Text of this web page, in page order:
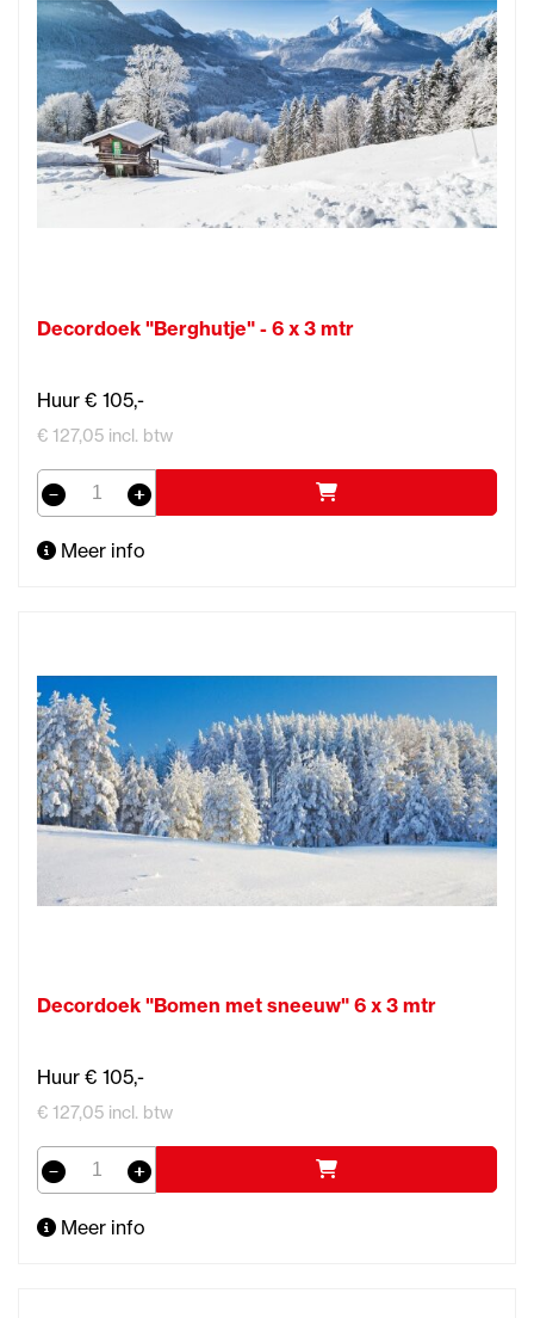
Decordoek "Berghutje" - 6 x 3 mtr
Huur € 105,-
€ 127,05 incl. btw
Meer info
Decordoek "Bomen met sneeuw" 6 x 3 mtr
Huur € 105,-
€ 127,05 incl. btw
Meer info